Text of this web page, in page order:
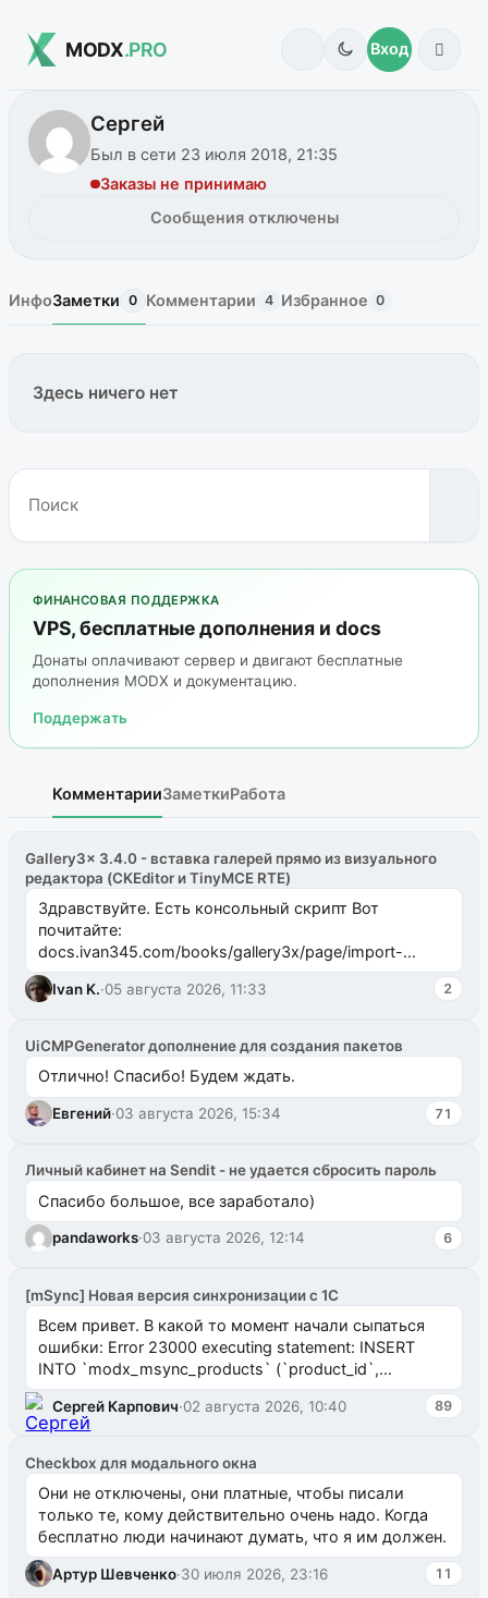
MODX.PRO Вход
Сергей
Был в сети 23 июля 2018, 21:35
Заказы не принимаю
Сообщения отключены
ИнфоЗаметки 0 Комментарии 4 Избранное 0
Здесь ничего нет
ФИНАНСОВАЯ ПОДДЕРЖКА
VPS, бесплатные дополнения и docs
Донаты оплачивают сервер и двигают бесплатные
дополнения MODX и документацию.
Поддержать
КомментарииЗаметкиРабота
Gallery3x 3.4.0 - вставка галерей прямо из визуального
редактора (CKEditor и TinyMCE RTE)
Здравствуйте. Есть консольный скрипт Вот
почитайте:
docs.ivan345.com/books/gallery3x/page/import-
ms2galleryphp
Ivan K.·05 августа 2026, 11:33 2
UiCMPGenerator дополнение для создания пакетов
Отлично! Спасибо! Будем ждать.
Евгений·03 августа 2026, 15:34 71
Личный кабинет на Sendit - не удается сбросить пароль
Спасибо большое, все заработало)
pandaworks·03 августа 2026, 12:14 6
[mSync] Новая версия синхронизации с 1С
Всем привет. В какой то момент начали сыпаться
ошибки: Error 23000 executing statement: INSERT
INTO `modx_msync_products` (`product_id`,
`uuid_1c`) VALUES ...
Сергей Карпович·02 августа 2026, 10:40 89
Checkbox для модального окна
Они не отключены, они платные, чтобы писали
только те, кому действительно очень надо. Когда
бесплатно люди начинают думать, что я им должен.
Артур Шевченко·30 июля 2026, 23:16 11